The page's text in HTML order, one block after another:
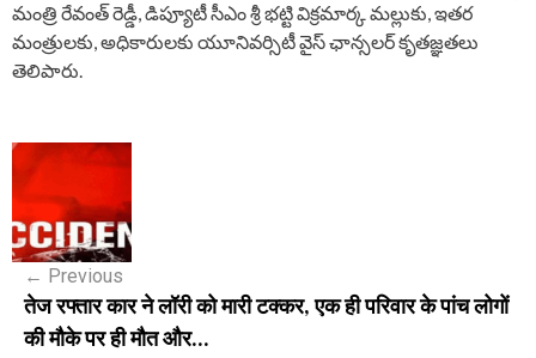
మంత్రి రేవంత్ రెడ్డీ, డిప్యూటీ సీఎం శ్రీ భట్టి విక్రమార్క మల్లుకు, ఇతర
మంత్రులకు, అధికారులకు యూనివర్సిటీ వైస్ ఛాన్సలర్ కృతజ్ఞతలు
తెలిపారు.
P
o
s
n
← Previous
तेज रफ्तार कार ने लॉरी को मारी टक्कर, एक ही परिवार के पांच लोगों
की मौके पर ही मौत और...